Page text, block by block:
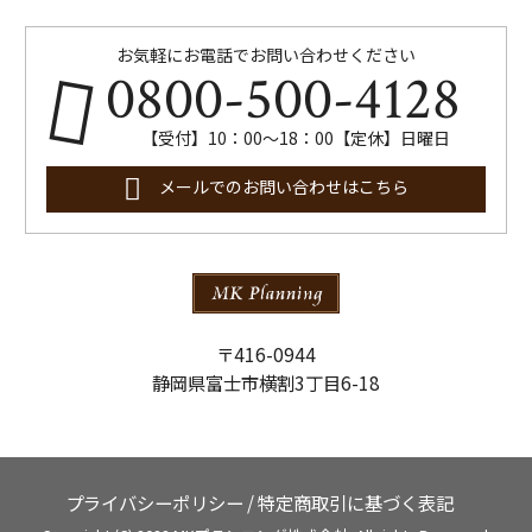
お気軽にお電話でお問い合わせください
0800-500-4128
【受付】10：00～18：00【定休】日曜日
メールでのお問い合わせはこちら
〒416-0944
静岡県富士市横割3丁目6-18
プライバシーポリシー /特定商取引に基づく表記